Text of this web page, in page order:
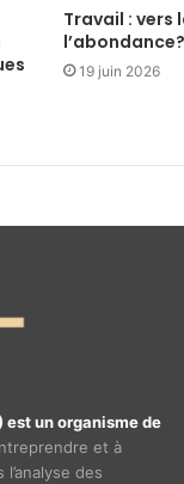
Travail : vers
l’abondance?
19 juin 2026
est un organisme de
et à
des